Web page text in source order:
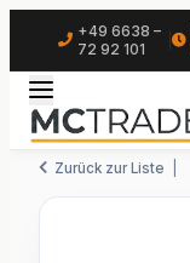
+49 6638 –
72 92 101
Zurück zur Liste